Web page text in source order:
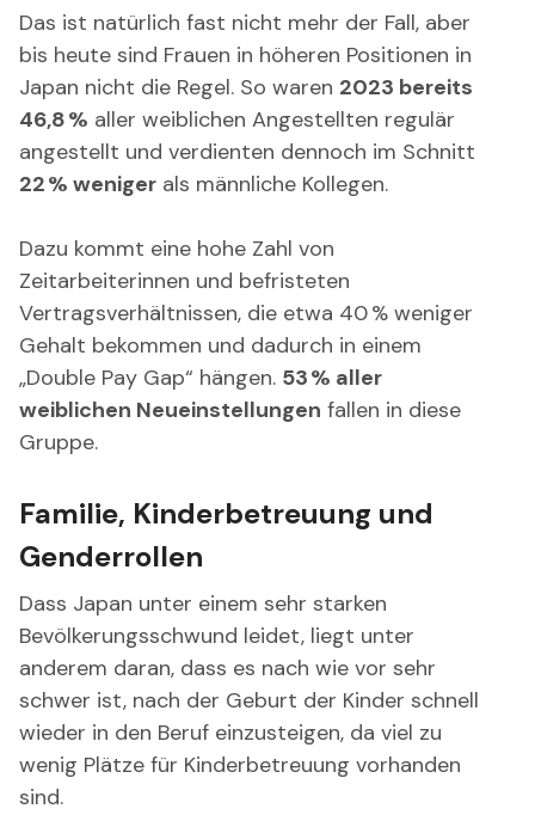
Das ist natürlich fast nicht mehr der Fall, aber
bis heute sind Frauen in höheren Positionen in
Japan nicht die Regel. So waren 2023 bereits
46,8 % aller weiblichen Angestellten regulär
angestellt und verdienten dennoch im Schnitt
22 % weniger als männliche Kollegen.
Dazu kommt eine hohe Zahl von
Zeitarbeiterinnen und befristeten
Vertragsverhältnissen, die etwa 40 % weniger
Gehalt bekommen und dadurch in einem
„Double Pay Gap“ hängen. 53 % aller
weiblichen Neueinstellungen fallen in diese
Gruppe.
Familie, Kinderbetreuung und
Genderrollen
Dass Japan unter einem sehr starken
Bevölkerungsschwund leidet, liegt unter
anderem daran, dass es nach wie vor sehr
schwer ist, nach der Geburt der Kinder schnell
wieder in den Beruf einzusteigen, da viel zu
wenig Plätze für Kinderbetreuung vorhanden
sind.